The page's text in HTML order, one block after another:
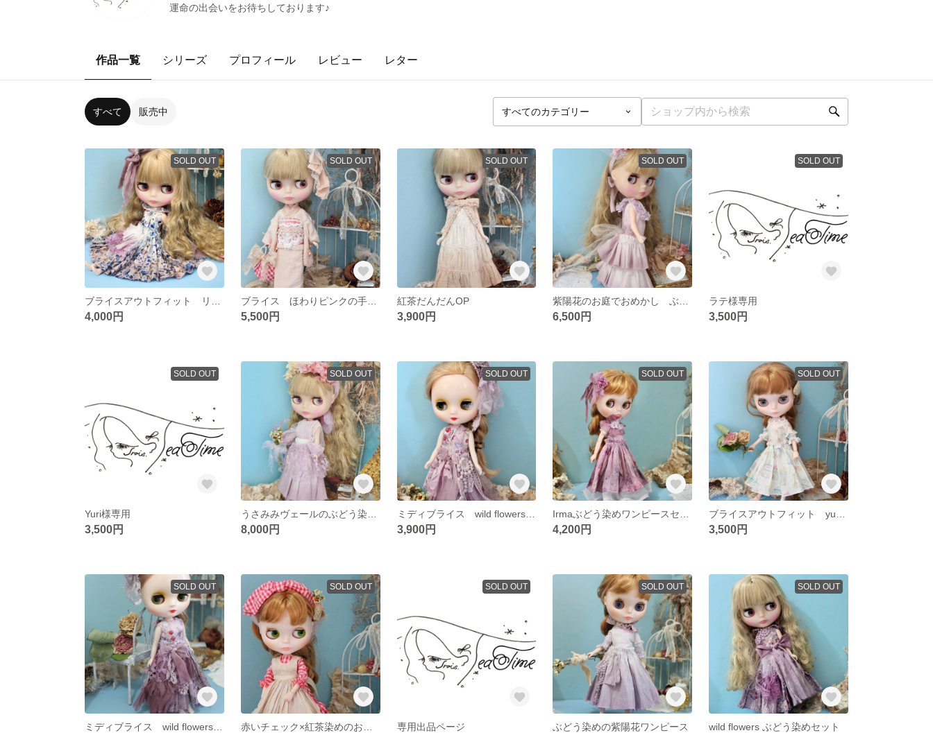
運命の出会いをお待ちしております♪
作品一覧 シリーズ プロフィール レビュー レター
すべて 販売中
SOLD OUT
4,000円
SOLD OUT
ブライス ほわりピンクの手染め浴衣
5,500円
SOLD OUT
紅茶だんだんOP
3,900円
SOLD OUT
6,500円
SOLD OUT
ラテ様専用
3,500円
SOLD OUT
Yuri様専用
3,500円
SOLD OUT
8,000円
SOLD OUT
ミディブライス wild flowers ぶどう染め
3,900円
SOLD OUT
4,200円
SOLD OUT
3,500円
SOLD OUT SOLD OUT SOLD OUT
専用出品ページ
SOLD OUT
ぶどう染めの紫陽花ワンピース
SOLD OUT
wild flowers ぶどう染めセット